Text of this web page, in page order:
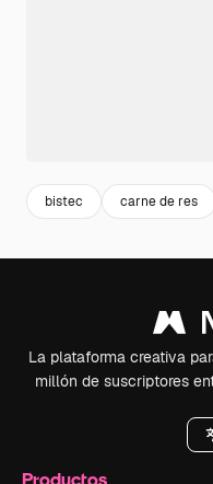
bistec carne de res
La plataforma creativa
millón de suscriptores
Productos